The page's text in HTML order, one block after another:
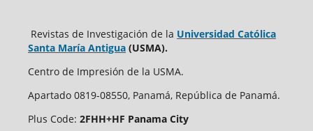
Revistas de Investigación de la Universidad Católica
Santa María Antigua(USMA).
Centro de Impresión de la USMA.
Apartado 0819-08550, Panamá, República de Panamá.
Plus Code: 2FHH+HF Panama City